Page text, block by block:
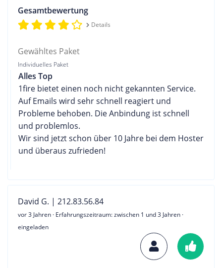
Gesamtbewertung
Details
Gewähltes Paket
Individuelles Paket
Alles Top
1fire bietet einen noch nicht gekannten Service.
Auf Emails wird sehr schnell reagiert und
Probleme behoben. Die Anbindung ist schnell
und problemlos.
Wir sind jetzt schon über 10 Jahre bei dem Hoster
und überaus zufrieden!
David G. | 212.83.56.84
vor 3 Jahren · Erfahrungszeitraum: zwischen 1 und 3 Jahren ·
eingeladen